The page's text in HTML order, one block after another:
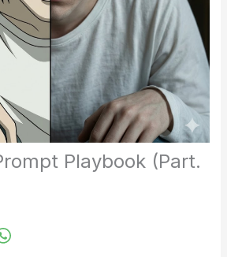
Playbook (Part.